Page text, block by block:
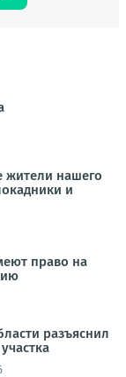
жители нашего
и
право на
разъяснил